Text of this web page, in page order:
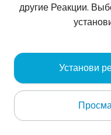
Sandra,
Wschowa
Oбо мне
другие Реакции.
Установи